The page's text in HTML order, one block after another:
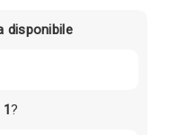
disponibile
1?